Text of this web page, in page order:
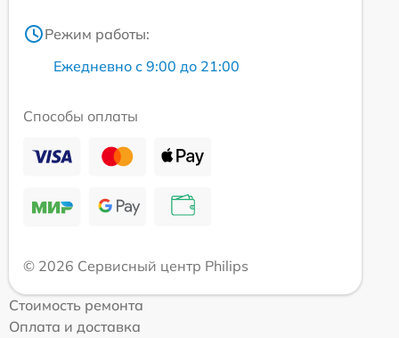
Режим работы:
Ежедневно с 9:00 до 21:00
Способы оплаты
© 2026 Сервисный центр Philips
Стоимость ремонта
Оплата и доставка